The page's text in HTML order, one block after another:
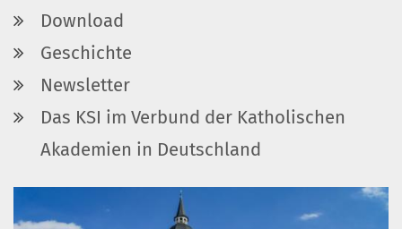
Download
Geschichte
Newsletter
Das KSI im Verbund der Katholischen
Akademien in Deutschland